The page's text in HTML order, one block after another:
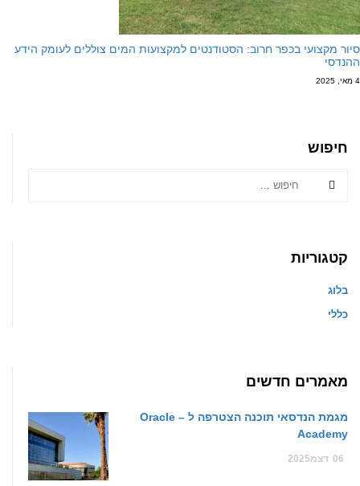
סיור מקצועי בכפר חרוב: הסטודנטים למקצועות המים צוללים לעומק הידע
ההנדסי
4 מאי, 2025
חיפוש
קטגוריות
בלוג
כללי
מאמרים חדשים
מגמת הנדסאי תוכנה הצטרפה ל – Oracle
Academy
06 דצמ2025